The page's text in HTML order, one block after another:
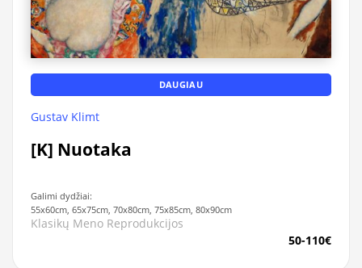
DAUGIAU
Gustav Klimt
[K] Nuotaka
Galimi dydžiai:
55x60cm, 65x75cm, 70x80cm, 75x85cm, 80x90cm
Klasikų Meno Reprodukcijos
50-110€